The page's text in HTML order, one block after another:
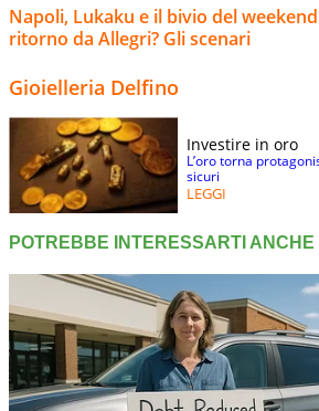
Napoli, Lukaku e il bivio del
ritorno da Allegri? Gli scenari
Gioielleria Delfino
Investire in oro
L’oro torna
sicuri
LEGGI